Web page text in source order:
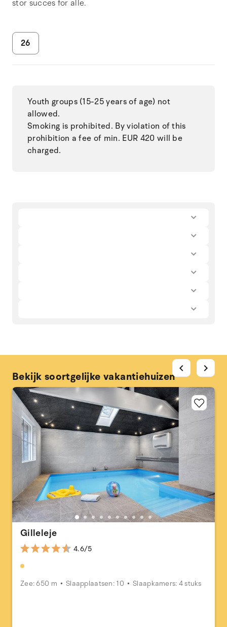
stor succes for alle.
26
Youth groups (15-25 years of age) not
allowed.
Smoking is prohibited. By violation of this
prohibition a fee of min. EUR 420 will be
charged.
Bekijk soortgelijke vakantiehuizen
Gilleleje
4.6/5
Zee: 650 m Slaapplaatsen: 10 Slaapkamers: 4 stuks
chevron_left chevron_right